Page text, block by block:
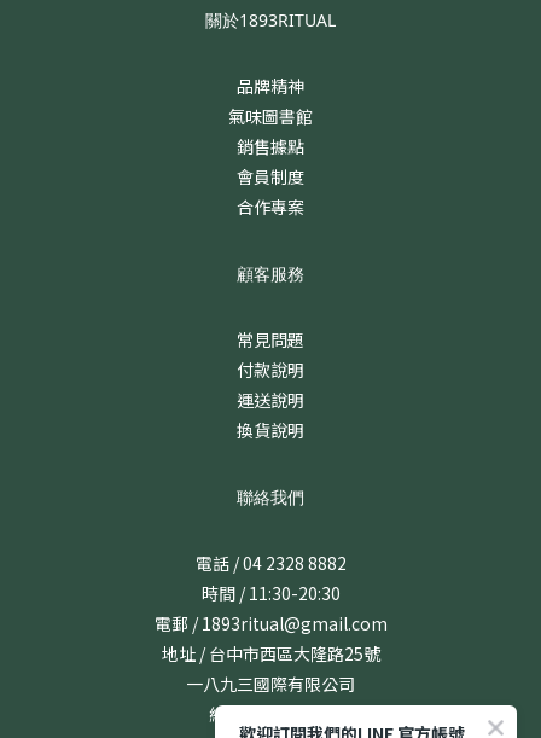
關於1893RITUAL
品牌精神
氣味圖書館
銷售據點
會員制度
合作專案
顧客服務
常見問題
付款說明
運送說明
換貨說明
聯絡我們
電話 / 04 2328 8882
時間 / 11:30-20:30
電郵 / 1893ritual@gmail.com
地址 / 台中市西區大隆路25號
一八九三國際有限公司
統編 / 24831167
歡迎訂閱我們的LINE 官方帳號